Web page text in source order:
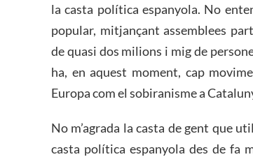
la casta política espanyola. No
popular, mitjançant assemblees
de quasi dos milions i mig de
ha, en aquest moment, cap
Europa com el sobiranisme a
No m’agrada la casta de gent que
casta política espanyola des de fa